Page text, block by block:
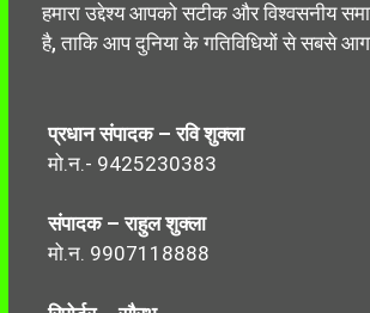
हमारा उद्देश्य आपको सटीक और विश्वसनीय
है, ताकि आप दुनिया के गतिविधियों से सबसे
प्रधान संपादक – रवि शुक्ला
मो.न.- 9425230383
संपादक – राहुल शुक्ला
मो.न. 9907118888